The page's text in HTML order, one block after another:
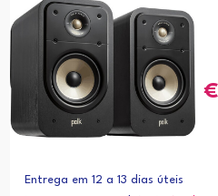
Entrega em 12 a 13 dias úteis